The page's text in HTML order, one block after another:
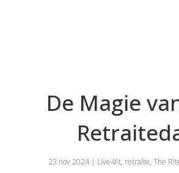
De Magie
23 nov 2024| Live4fit, retraîte,The